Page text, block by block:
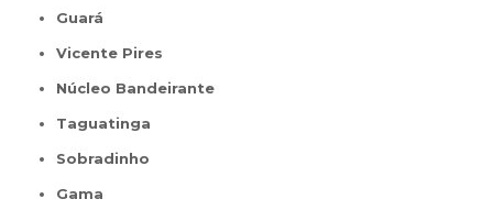
Guará
Vicente Pires
Núcleo Bandeirante
Taguatinga
Sobradinho
Gama